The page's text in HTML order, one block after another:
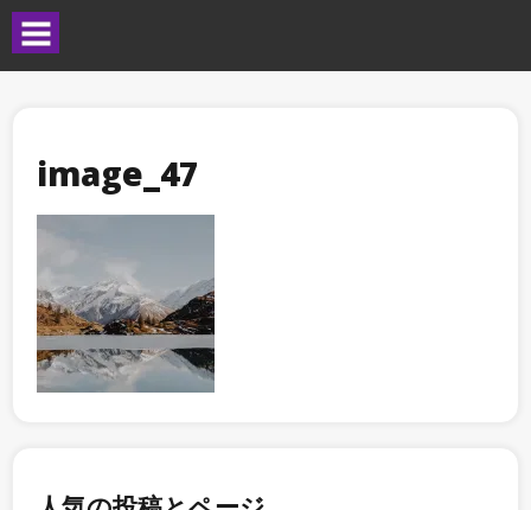
image_47